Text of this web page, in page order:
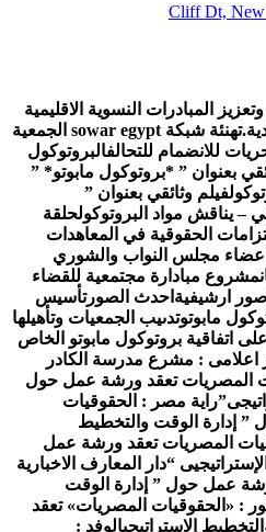
المبادرات النسوية الاقليمية
تهنئة شبكة sowar egypt الجمعية
للانضمام للتحالفالبروتوكول
بعنوان ” *بروتوكول مابوتو* ”
فيلم وثائقي بعنوان ”
– يناقش مواد البروتوكولحلقة
الحقوقية في المعاهدات
مجلس النواب والشوري
مبادارة مجتمعية للقضاء
ارشيفيةاحدث الصورتأسيس
مابوتوتدىيب الجمعيات وتأهيلها
بروتوكول مابوتو الخاص
اعلامى : مشرع مدرسة الكادر
المصريات تعقد ورشة عمل حول
راية مصر : الحقوقيات
الوقت والتخطيط
المصريات تعقد ورشة عمل
“ دار المعارف الاخبارية
عمل حول ” إدارة الوقت
: «الحقوقيات المصريات» تعقد
الاستراتيجىالوفد :